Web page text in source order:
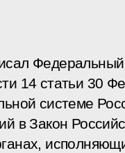
14 статьи 30
системе
в Закон